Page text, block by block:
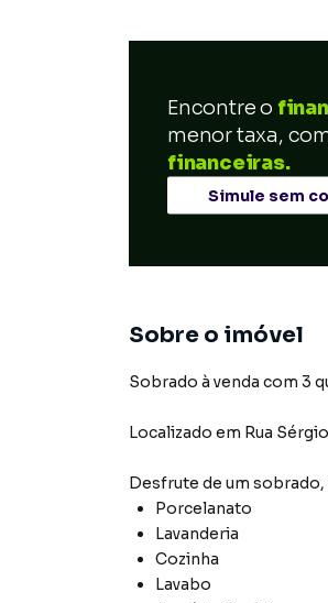
Encontre o
menor taxa,
financeiras.
Simule sem
Sobre o imóvel
Sobrado à venda com 3
Localizado em Rua
Desfrute de um sobrado
Porcelanato
Lavanderia
Cozinha
Lavabo